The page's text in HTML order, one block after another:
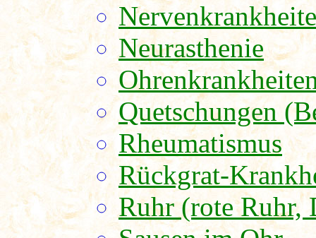
Neurasthenie
Quetschungen
Rheumatismus
Rückgrat-
Ruhr (rote Ruhr,